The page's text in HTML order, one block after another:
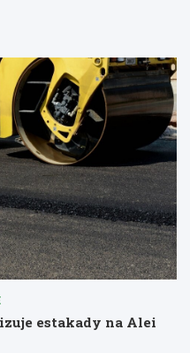
estakady na Alei